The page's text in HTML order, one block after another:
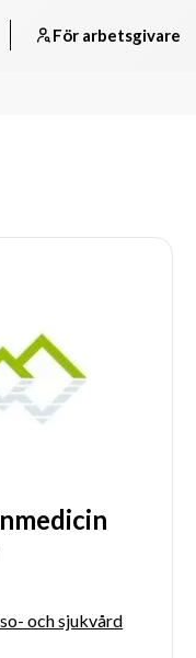
För arbetsgivare
och sjukvård